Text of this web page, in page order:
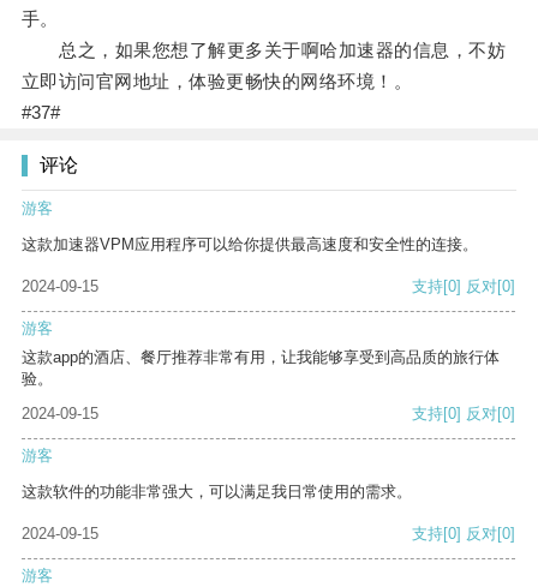
手。
总之，如果您想了解更多关于啊哈加速器的信息，不妨
立即访问官网地址，体验更畅快的网络环境！。
#37#
评论
游客
这款加速器VPM应用程序可以给你提供最高速度和安全性的连接。
2024-09-15 支持[0] 反对[0]
游客
这款app的酒店、餐厅推荐非常有用，让我能够享受到高品质的旅行体
验。
2024-09-15
支持[0] 反对[0]
游客
这款软件的功能非常强大，可以满足我日常使用的需求。
2024-09-15 支持[0] 反对[0]
游客